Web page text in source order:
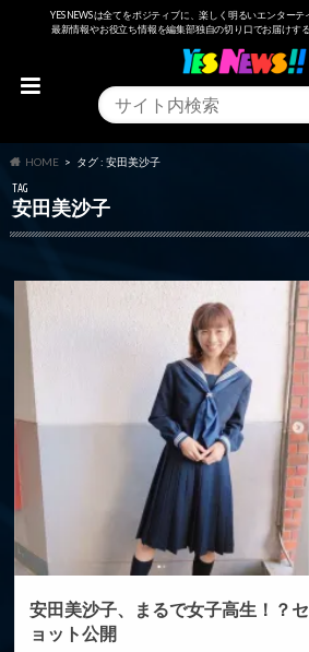
YESNEWSは全てをポジティブに、楽しく明るいエンター
最新情報やお役立ち情報を編集部独自の切り口でお届けす
HOME タグ : 安田美沙子
TAG
安田美沙子
安田美沙子、まるで女子高生！？
ョット公開